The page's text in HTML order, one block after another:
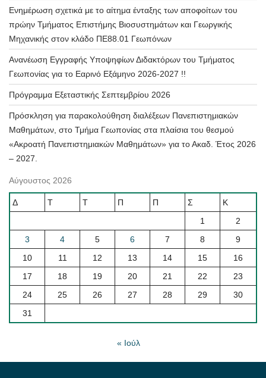
Ενημέρωση σχετικά με το αίτημα ένταξης των αποφοίτων του
πρώην Τμήματος Επιστήμης Βιοσυστημάτων και Γεωργικής
Μηχανικής στον κλάδο ΠΕ88.01 Γεωπόνων
Ανανέωση Εγγραφής Υποψηφίων Διδακτόρων του Τμήματος
Γεωπονίας για το Εαρινό Εξάμηνο 2026-2027 !!
Πρόγραμμα Εξεταστικής Σεπτεμβρίου 2026
Πρόσκληση για παρακολούθηση διαλέξεων Πανεπιστημιακών
Μαθημάτων, στο Τμήμα Γεωπονίας στα πλαίσια του θεσμού
«Ακροατή Πανεπιστημιακών Μαθημάτων» για το Ακαδ. Έτος 2026
– 2027.
Αύγουστος 2026
Δ Τ Τ Π Π Σ
Κ
1
2
3
4 5 6 7 8
9
10
11 12 13 14 15
16
17
18 19 20 21 22
23
24
25 26 27 28 29
30
31
« Ιούλ